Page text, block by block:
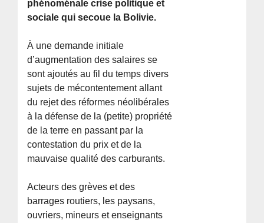
phénoménale crise politique et
sociale qui secoue la Bolivie.
À une demande initiale
d’augmentation des salaires se
sont ajoutés au fil du temps divers
sujets de mécontentement allant
du rejet des réformes néolibérales
à la défense de la (petite) propriété
de la terre en passant par la
contestation du prix et de la
mauvaise qualité des carburants.
Acteurs des grèves et des
barrages routiers, les paysans,
ouvriers, mineurs et enseignants